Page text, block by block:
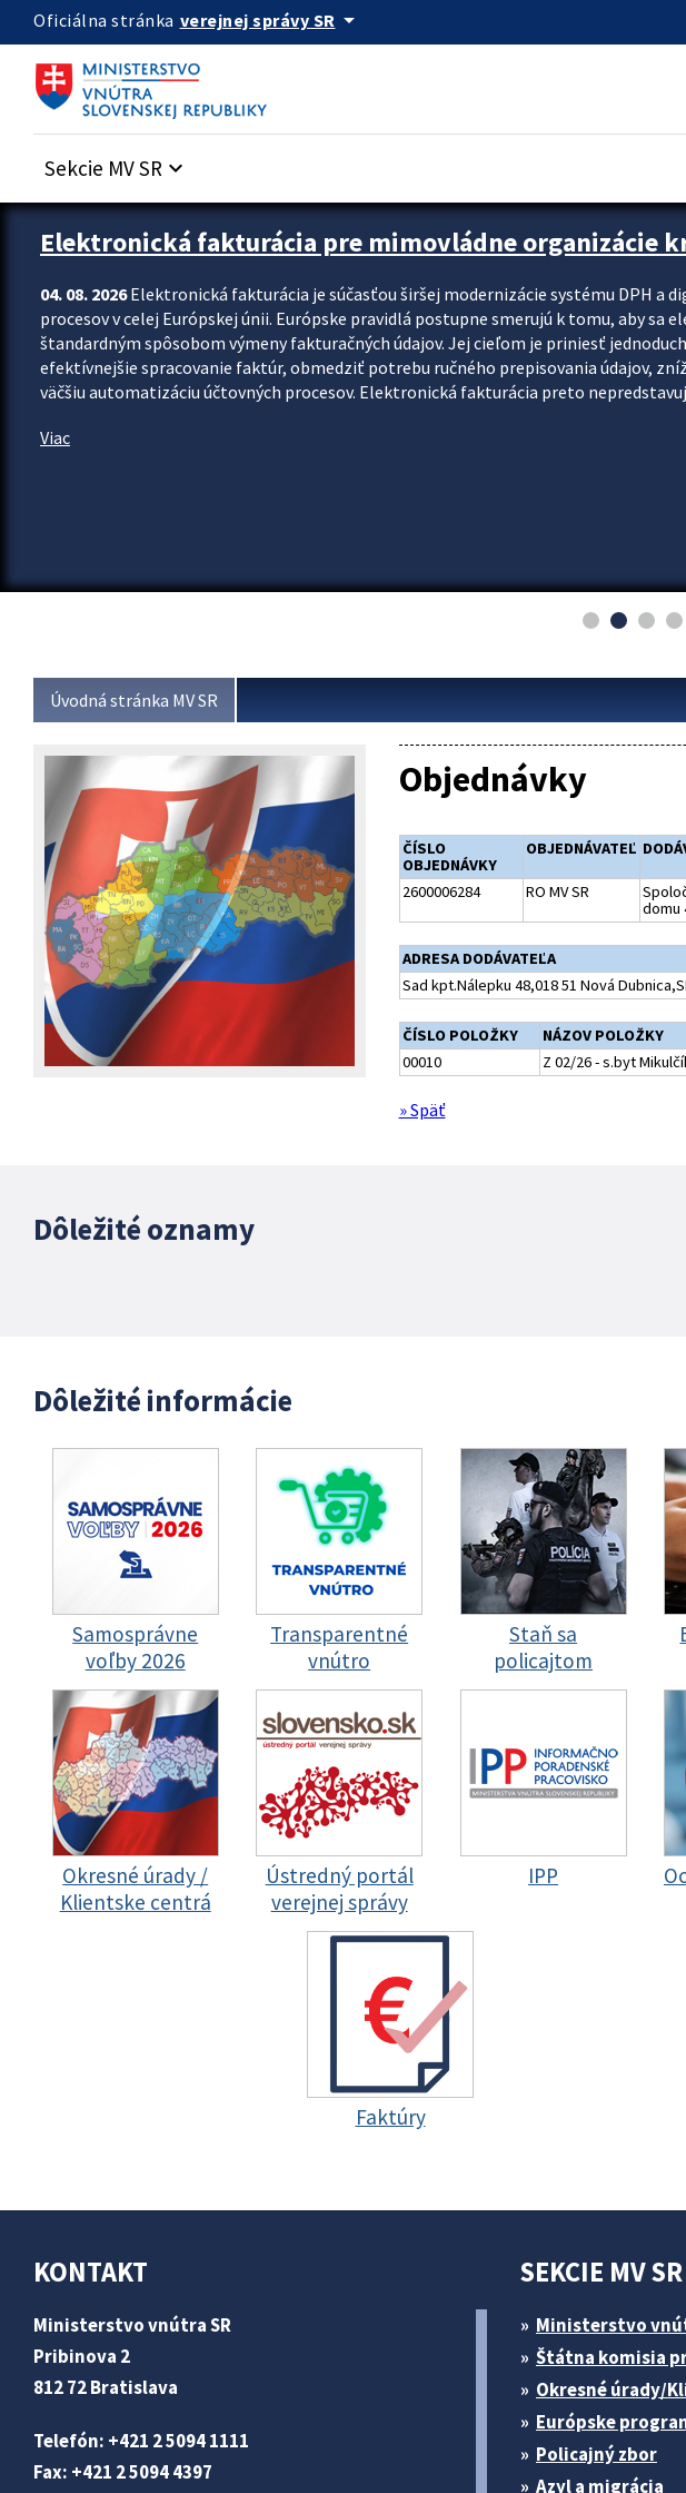
Preskocit na hlavný obsah
Oficiálna stránka verejnej správy SR arrow_drop_down
Sekcie MV SR keyboard_arrow_down
Zastavit automatický posun upútavok
Elektronická fakturácia pre mimovládne organizácie
04. 08. 2026Elektronická fakturácia je súčasťou širšej modernizácie systému DPH a
procesov v celej Európskej únii. Európske pravidlá postupne smerujú k tomu, aby sa
štandardným spôsobom výmeny fakturačných údajov. Jej cieľom je priniesť
efektívnejšie spracovanie faktúr, obmedziť potrebu ručného prepisovania údajov,
väčšiu automatizáciu účtovných procesov. Elektronická fakturácia preto
Viac
Úvodná stránka MV SR
Objednávky
ČÍSLO
OBJEDNÁVKY
OBJEDNÁVATEĽ
2600006284 RO MV SR
domu
ADRESA DODÁVATEĽA
Sad kpt.Nálepku 48,018 51 Nová
ČÍSLO POLOŽKY NÁZOV POLOŽKY
00010
Z 02/26 - s.byt
» Späť
Dôležité oznamy
Dôležité informácie
Samosprávne
voľby 2026
Transparentné
vnútro
Staň sa
policajtom
Okresné úrady /
Klientske centrá
Ústredný portál
verejnej správy
IPP
Faktúry
KONTAKT
Ministerstvo vnútra SR
Pribinova 2
812 72 Bratislava
Telefón: +421 2 5094 1111
Fax: +421 2 5094 4397
SEKCIE MV SR
Ministerstvo
Štátna komisia
Okresné úrady/
Európske
Policajný zbor
Azyl a migrácia